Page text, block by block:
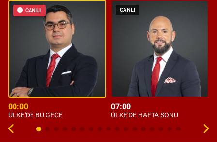
CANLI
00:00
ÜLKE'DE BU GECE
CANLI
07:00
ÜLKE'DE HAFTA SONU